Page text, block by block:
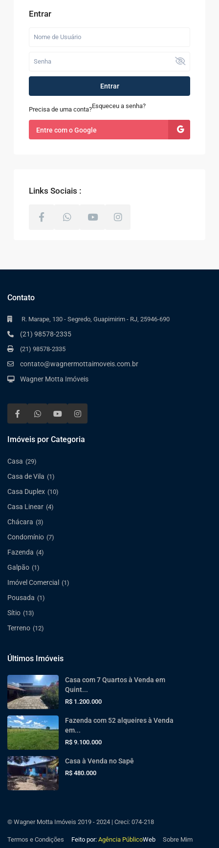
Entrar
Entrar
Precisa de uma conta?Esqueceu a senha?
Entre com o Google
Links Sociais :
Contato
R. Marape, 130 - Segredo, Guapimirim - RJ, 25946-690
(21) 98578-2335
(21) 98578-2335
contato@wagnermottaimoveis.com.br
Wagner Motta Imóveis
Imóveis por Categoria
Casa (29)
Casa de Vila (1)
Casa Duplex (10)
Casa Linear (4)
Chácara (3)
Condomínio (7)
Fazenda (4)
Galpão (1)
Imóvel Comercial (1)
Pousada (1)
Sítio (13)
Terreno (12)
Últimos Imóveis
Casa com 7 Quartos à Venda em
Quint...
R$ 1.200.000
Fazenda com 52 alqueires à Venda
em...
R$ 9.100.000
Casa à Venda no Sapê
R$ 480.000
© Wagner Motta Imóveis 2019 - 2024 | Creci: 074-218
Termos e Condições Feito por: Agência PúblicoWeb Sobre Mim